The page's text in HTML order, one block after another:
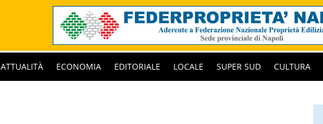
ATTUALITÀ ECONOMIA EDITORIALE LOCALE SUPER SUD CULTURA